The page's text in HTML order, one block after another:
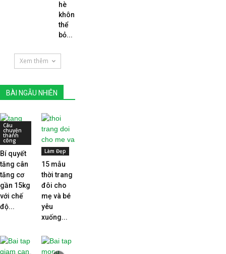
hè
không
thể
bỏ...
Xem thêm
BÀI NGẪU NHIÊN
Câu
chuyện
thành
công
Bí quyết
tăng cân
tăng cơ
gần 15kg
với chế
độ...
Làm Đẹp
15 mẫu
thời trang
đôi cho
mẹ và bé
yêu
xuống...